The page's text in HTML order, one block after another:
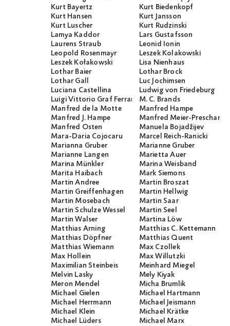
Kurt Bayertz
Kurt Biedenkopf
Kurt Hansen
Kurt Jansson
Kurt Luscher
Kurt Rudzinski
Lamya Kaddor
Lars Gustafsson
Laurens Straub
Leonid Ionin
Leopold Rosenmayr
Leszek Kolakowski
Leszek Kołakowski
Lisa Nienhaus
Lothar Baier
Lothar Brock
Lothar Gall
Luc Jochimsen
Luciana Castellina
Ludwig von Friedeburg
Luigi Vittorio Graf Ferraris
M. C. Brands
Manfred de la Motte
Manfred Hampe
Manfred J. Hampe
Manfred Meier-Preschany
Manfred Osten
Manuela Bojadžijev
Mara-Daria Cojocaru
Marcel Reich-Ranicki
Marianna Gruber
Marianne Gruber
Marianne Langen
Marietta Auer
Marina Münkler
Marina Weisband
Marita Haibach
Mark Siemons
Martin Andree
Martin Broszat
Martin Greiffenhagen
Martin Hellwig
Martin Mosebach
Martin Saar
Martin Schulze Wessel
Martin Seel
Martin Walser
Martina Löw
Matthias Arning
Matthias C. Kettemann
Matthias Döpfner
Matthias Quent
Matthias Wiemann
Max Czollek
Max Hollein
Max Willutzki
Maximilian Steinbeis
Meinhard Miegel
Melvin Lasky
Mely Kiyak
Meron Mendel
Micha Brumlik
Michael Gielen
Michael Hartmann
Michael Herrmann
Michael Jeismann
Michael Klein
Michael Krätke
Michael Lüders
Michael Marx